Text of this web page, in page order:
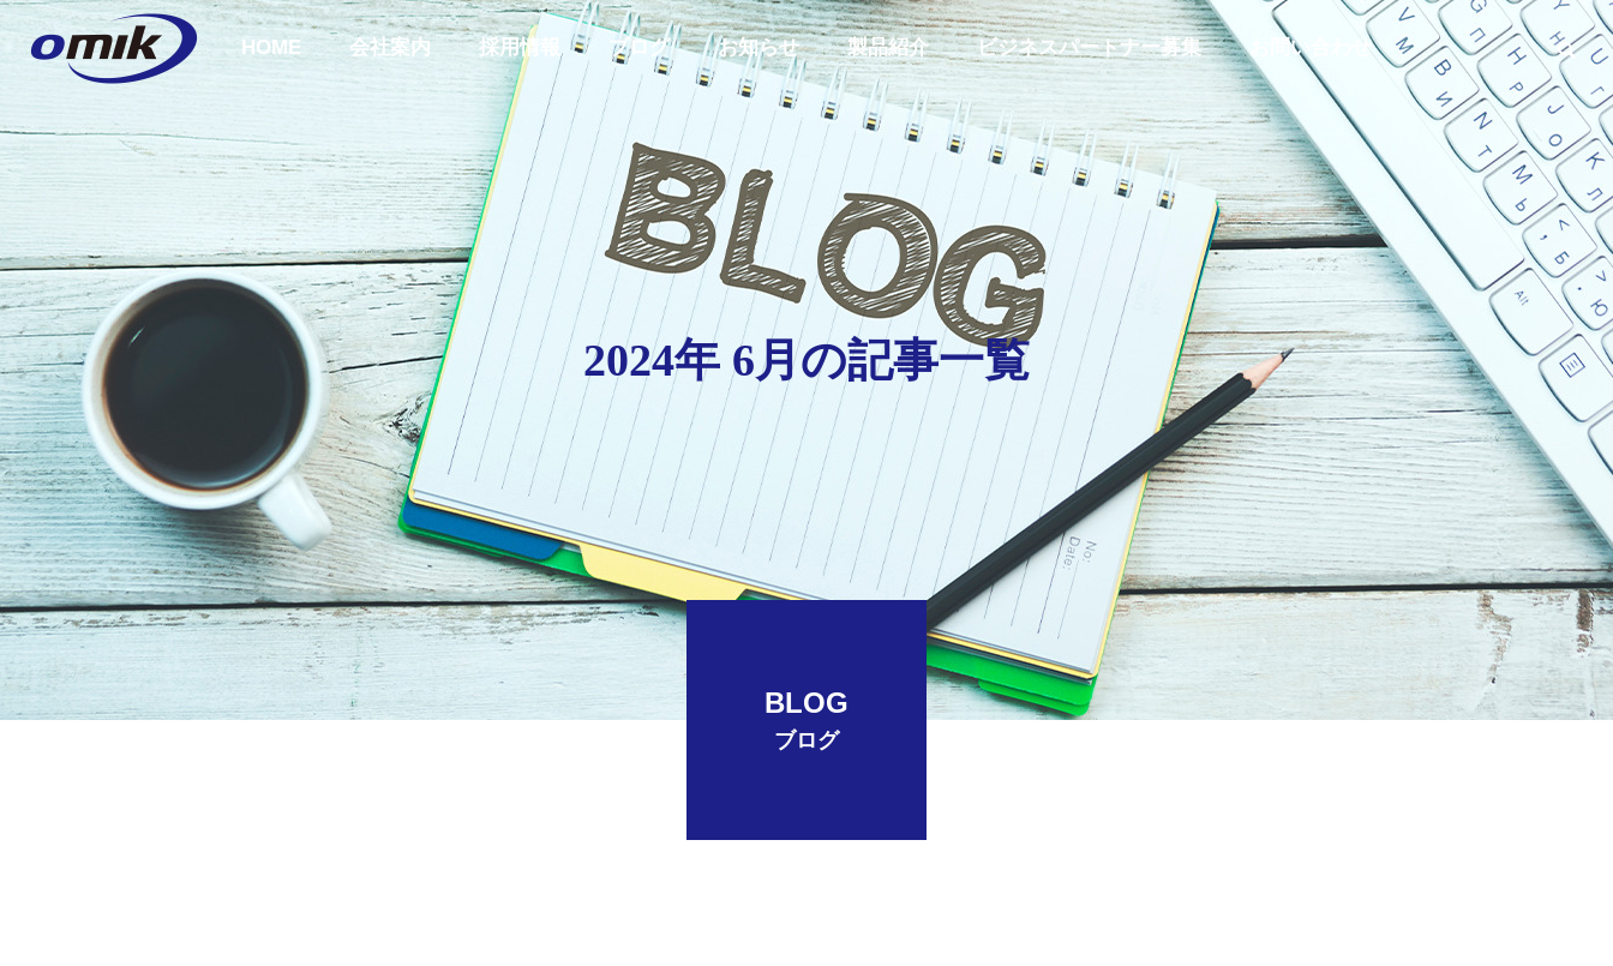
HOME 会社案内 採用情報 ブログ お知らせ 製品紹介 ビジネスパートナー募集 お問い合わせ
会社案内
会社概要
ABOUT US
代表あいさつ
GREETING
事業内容
BUSINESS
企業理念
PHILOSOPHY
私たちの取り組み
INITIATIVES
沿革
OUTLINE
会社イベント
EVENT
アクセス
2024年 6月の記事一覧
BLOG
ブログ